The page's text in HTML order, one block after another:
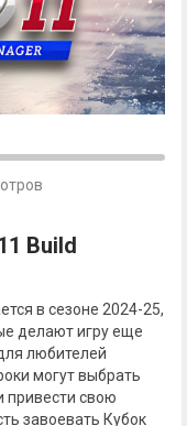
Build
в сезоне 2024-25,
делают игру еще
любителей
могут выбрать
привести свою
завоевать Кубок